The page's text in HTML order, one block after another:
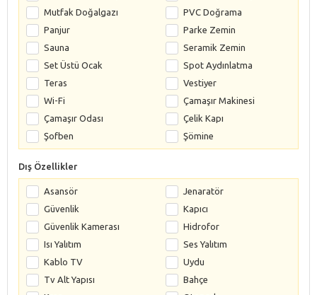
Mutfak Doğalgazı
PVC Doğrama
Panjur
Parke Zemin
Sauna
Seramik Zemin
Set Üstü Ocak
Spot Aydınlatma
Teras
Vestiyer
Wi-Fi
Çamaşır Makinesi
Çamaşır Odası
Çelik Kapı
Şofben
Şömine
Dış Özellikler
Asansör
Jenaratör
Güvenlik
Kapıcı
Güvenlik Kamerası
Hidrofor
Isı Yalıtım
Ses Yalıtım
Kablo TV
Uydu
Tv Alt Yapısı
Bahçe